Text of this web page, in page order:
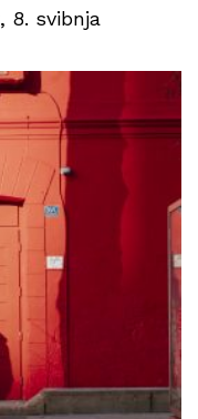
8. svibnja